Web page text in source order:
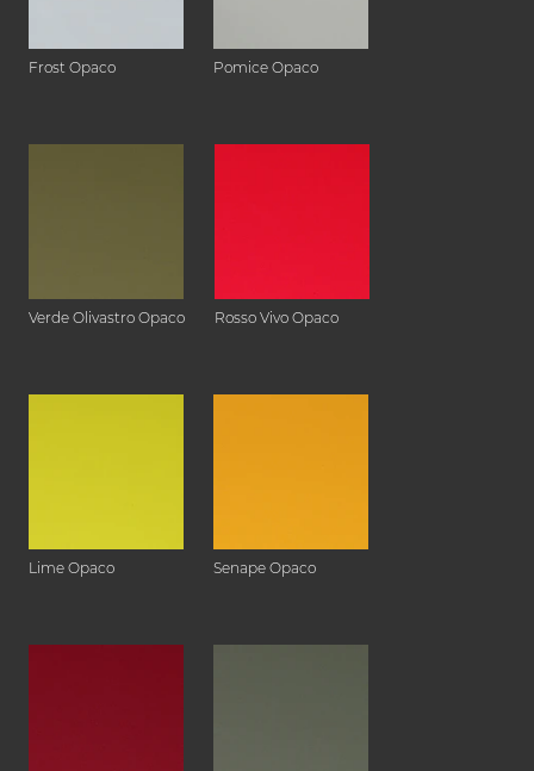
Frost Opaco Pomice Opaco
Verde Olivastro Opaco Rosso Vivo Opaco
Lime Opaco Senape Opaco